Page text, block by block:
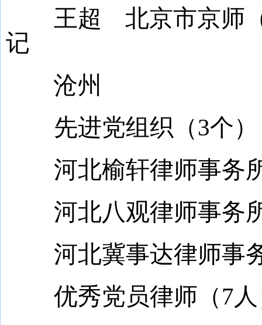
王超 北京市京师（
记
沧州
先进党组织（3个
河北榆轩律师事务
河北八观律师事务
河北冀事达律师事
优秀党员律师（7